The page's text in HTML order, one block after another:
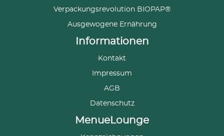
Verpackungsrevolution BIOPAP®
Ausgewogene Ernährung
Informationen
Kontakt
Impressum
AGB
Datenschutz
MenueLounge